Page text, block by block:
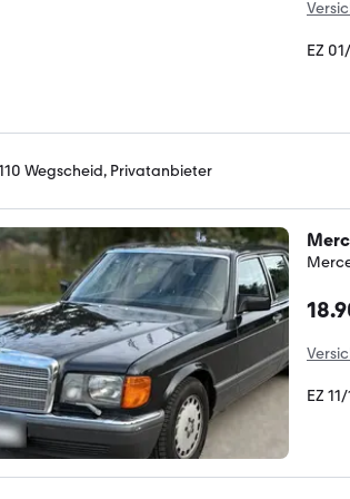
EZ
Wegscheid, Privatanbieter
EZ